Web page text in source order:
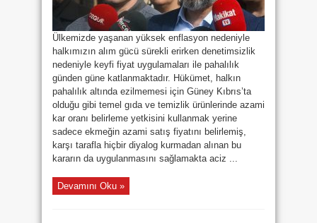
Ülkemizde yaşanan yüksek enflasyon nedeniyle
halkımızın alım gücü sürekli erirken denetimsizlik
nedeniyle keyfi fiyat uygulamaları ile pahalılık
günden güne katlanmaktadır. Hükümet, halkın
pahalılık altında ezilmemesi için Güney Kıbrıs’ta
olduğu gibi temel gıda ve temizlik ürünlerinde azami
kar oranı belirleme yetkisini kullanmak yerine
sadece ekmeğin azami satış fiyatını belirlemiş,
karşı tarafla hiçbir diyalog kurmadan alınan bu
kararın da uygulanmasını sağlamakta aciz ...
Devamını Oku »